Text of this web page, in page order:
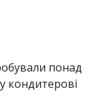
понад
кондитерові